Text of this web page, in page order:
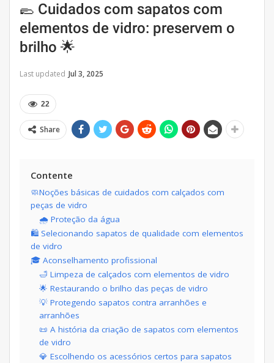
🥿 Cuidados com sapatos com
elementos de vidro: preservem o
brilho 🌟
Last updated Jul 3, 2025
22
Share
Contente
🧼Noções básicas de cuidados com calçados com
peças de vidro
🌧 Proteção da água
🛍 Selecionando sapatos de qualidade com elementos
de vidro
🎓 Aconselhamento profissional
🛁 Limpeza de calçados com elementos de vidro
🌟 Restaurando o brilho das peças de vidro
💡 Protegendo sapatos contra arranhões e
arranhões
📜 A história da criação de sapatos com elementos
de vidro
💎 Escolhendo os acessórios certos para sapatos